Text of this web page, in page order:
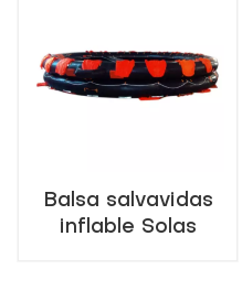
Balsa salvavidas
inflable Solas